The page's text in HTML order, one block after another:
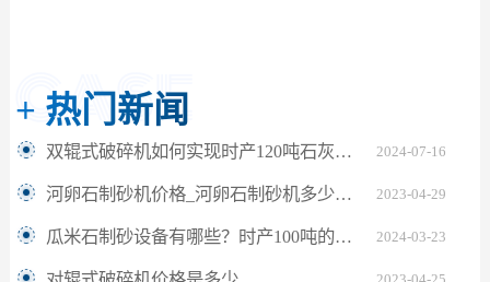
+ 热门新闻
2024-07-16
双辊式破碎机如何实现时产120吨石灰石制砂？
2023-04-29
河卵石制砂机价格_河卵石制砂机多少钱一台
2024-03-23
瓜米石制砂设备有哪些？时产100吨的对辊制砂机多少钱？